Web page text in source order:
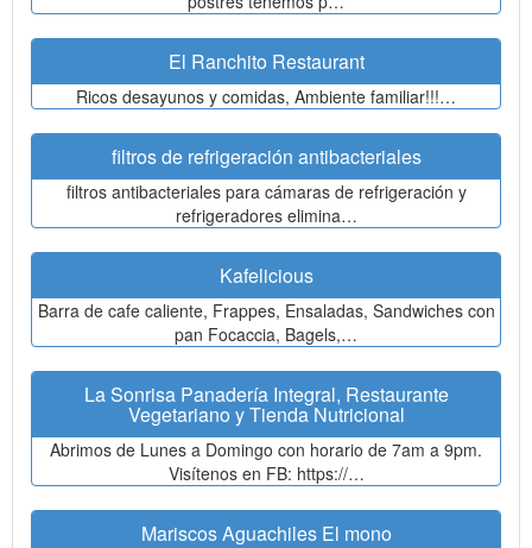
El Ranchito Restaurant
Ricos desayunos y comidas, Ambiente familiar!!!…
filtros de refrigeración antibacteriales
filtros antibacteriales para cámaras de refrigeración y
refrigeradores elimina…
Kafelicious
Barra de cafe caliente, Frappes, Ensaladas, Sandwiches con
pan Focaccia, Bagels,…
La Sonrisa Panadería Integral, Restaurante
Vegetariano y Tienda Nutricional
Abrimos de Lunes a Domingo con horario de 7am a 9pm.
Visítenos en FB: https://…
Mariscos Aguachiles El mono